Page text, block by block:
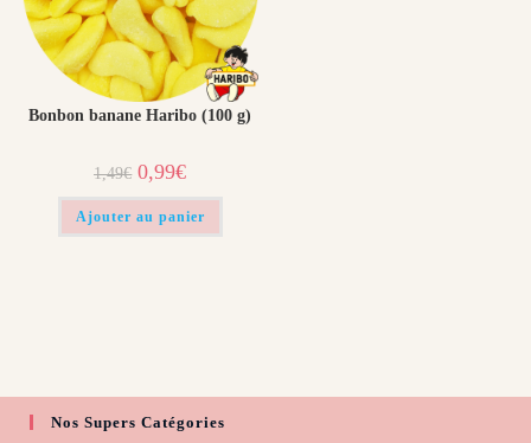
Bonbon banane Haribo (100 g)
1,49€ Le
prix
initial
était :
1,49€.
0,99€Le
prix
actuel
est :
0,99€.
Ajouter au panier
Nos Supers Catégories